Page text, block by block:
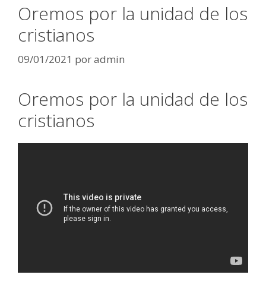
Oremos por la unidad de los
cristianos
09/01/2021 poradmin
Oremos por la unidad de los
cristianos